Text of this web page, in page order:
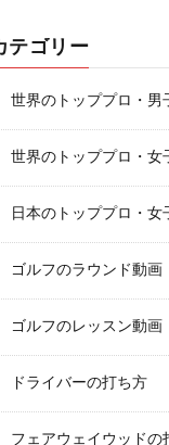
テゴリー
世界のトッププロ・男
世界のトッププロ・女
日本のトッププロ・女
ゴルフのラウンド動画
ゴルフのレッスン動画
ドライバーの打ち方
フェアウェイウッドの